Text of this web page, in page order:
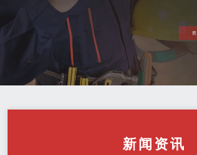
新闻资讯